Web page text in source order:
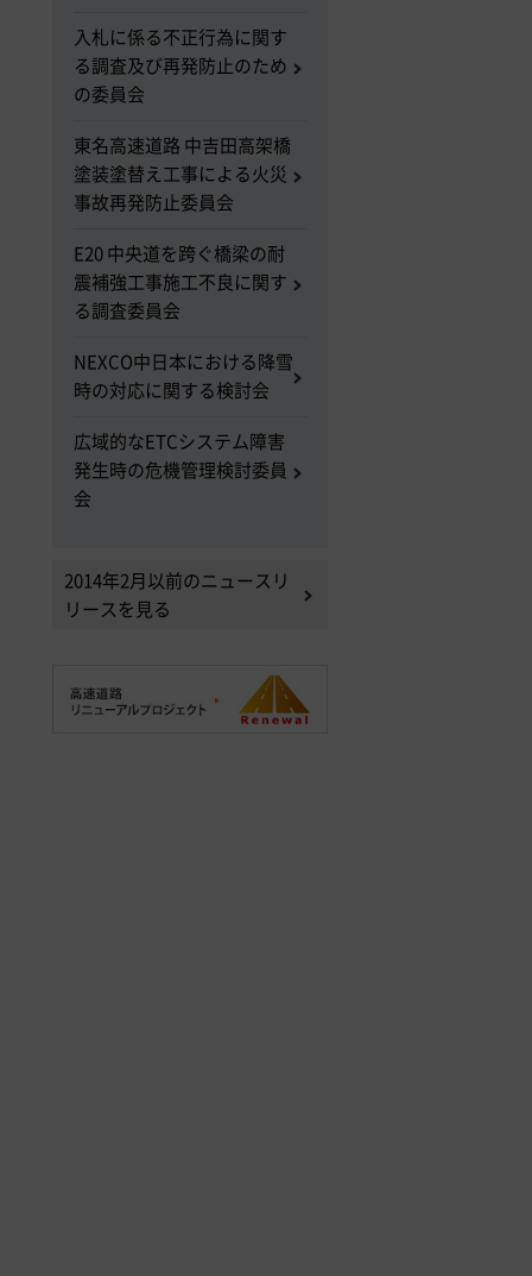
入札に係る不正行為に関す
る調査及び再発防止のため
の委員会
東名高速道路 中吉田高架橋
塗装塗替え工事による火災
事故再発防止委員会
E20 中央道を跨ぐ橋梁の耐
震補強工事施工不良に関す
る調査委員会
NEXCO中日本における降雪
時の対応に関する検討会
広域的なETCシステム障害
発生時の危機管理検討委員
会
2014年2月以前のニュースリ
リースを見る